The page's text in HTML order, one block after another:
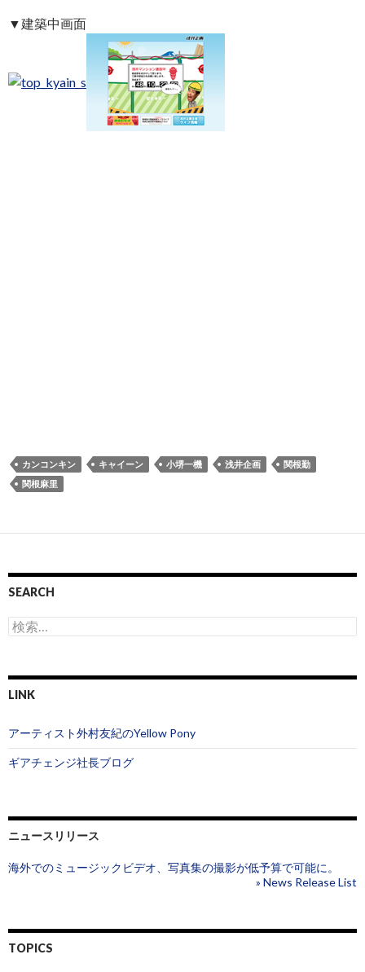
▼建築中画面
カンコンキン キャイーン 小堺一機 浅井企画
関根勤
関根麻里
SEARCH
検
索
LINK
アーティスト外村友紀のYellow Pony
ギアチェンジ社長ブログ
ニュースリリース
海外でのミュージックビデオ、写真集の撮影が低予算で可能に。
» News Release List
TOPICS